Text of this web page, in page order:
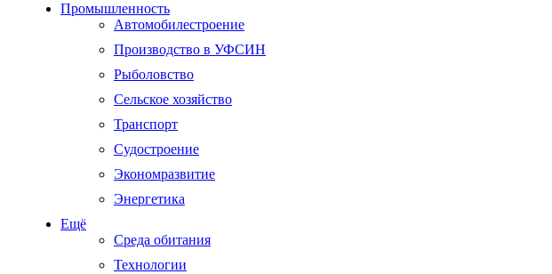
Промышленность
Автомобилестроение
Производство в УФСИН
Рыболовство
Сельское хозяйство
Транспорт
Судостроение
Экономразвитие
Энергетика
Ещё
Среда обитания
Технологии